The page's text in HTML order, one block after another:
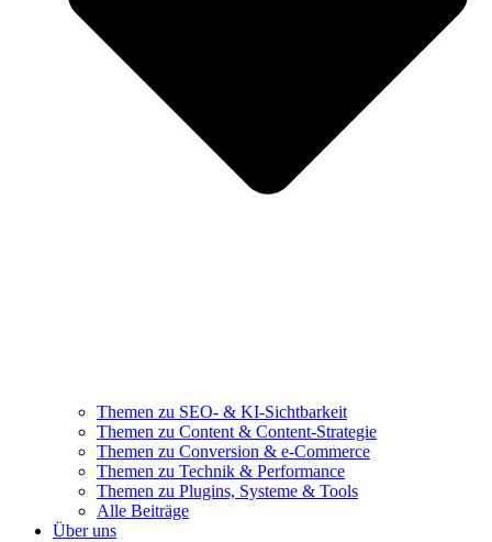
Themen zu SEO- & KI-Sichtbarkeit
Themen zu Content & Content-Strategie
Themen zu Conversion & e-Commerce
Themen zu Technik & Performance
Themen zu Plugins, Systeme & Tools
Alle Beiträge
Über uns